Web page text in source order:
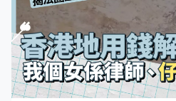
會係我困難啫。」 澄清三點質
查唔到呢？ 「如果你哋個專家話
啱，多數滲水係因為樓上嘅單
府）佢哋查唔到呢？」法團主
澄清陳生三點質疑，「我哋呢
水喉，呢個係第一點；第二點